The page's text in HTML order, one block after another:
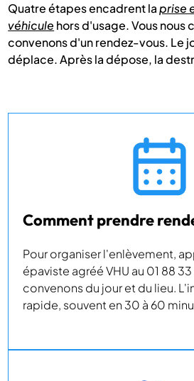
Quatre étapes encadrent laprise
véhicule hors d'usage. Vous nous
convenons d'un rendez-vous. Le
déplace. Après la dépose, la
Comment prendre
Pour organiser l'enlèvement,
épaviste agréé VHU au 01 88
convenons du jour et du lieu.
rapide, souvent en 30 à 60